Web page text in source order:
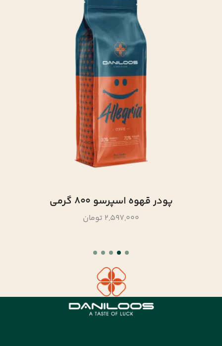
پودر قهوه اسپرسو 800 گرمی
2,597,000 تومان